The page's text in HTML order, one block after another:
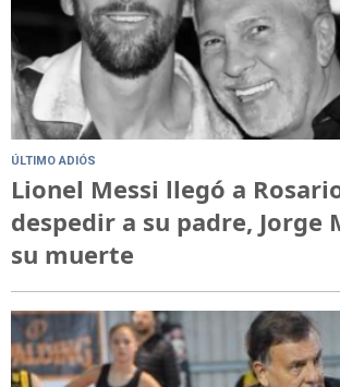
ÚLTIMO ADIÓS
Lionel Messi llegó a
despedir a su padre, Jorge
su muerte